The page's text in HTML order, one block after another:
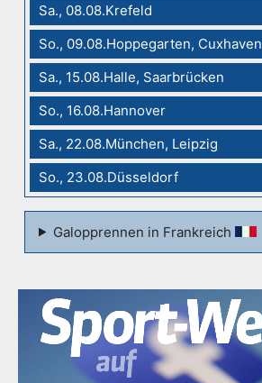
Sa., 08.08.Krefeld
So., 09.08.Hoppegarten, Cuxhaven
Sa., 15.08.Halle, Saarbrücken
So., 16.08.Hannover
Sa., 22.08.München, Leipzig
So., 23.08.Düsseldorf
Galopprennen in Frankreich